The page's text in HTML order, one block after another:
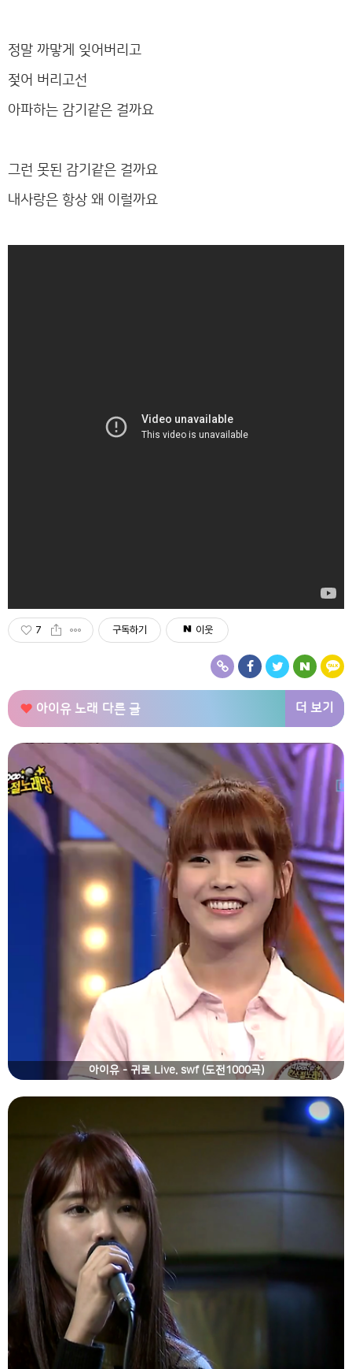
정말 까맣게 잊어버리고
젖어 버리고선
아파하는 감기같은 걸까요
그런 못된 감기같은 걸까요
내사랑은 항상 왜 이럴까요
7 구독하기 이웃
아이유 노래 다른 글 더 보기
아이유 - 귀로 Live. swf (도전1000곡)